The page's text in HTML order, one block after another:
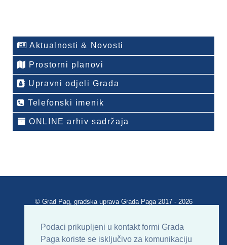
Podaci prikupljeni u kontakt formi Grada
Paga koriste se isključivo za komunikaciju
Aktualnosti & Novosti
Prostorni planovi
Upravni odjeli Grada
Telefonski imenik
ONLINE arhiv sadržaja
© Grad Pag, gradska uprava Grada Paga 2017 - 2026